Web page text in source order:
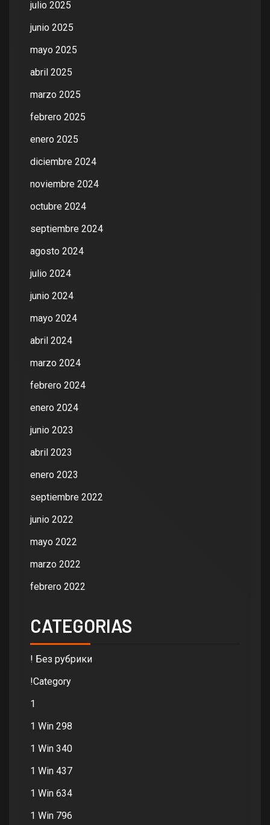
julio 2025
junio 2025
mayo 2025
abril 2025
marzo 2025
febrero 2025
enero 2025
diciembre 2024
noviembre 2024
octubre 2024
septiembre 2024
agosto 2024
julio 2024
junio 2024
mayo 2024
abril 2024
marzo 2024
febrero 2024
enero 2024
junio 2023
abril 2023
enero 2023
septiembre 2022
junio 2022
mayo 2022
marzo 2022
febrero 2022
CATEGORIAS
! Без рубрики
!Category
1
1 Win 298
1 Win 340
1 Win 437
1 Win 634
1 Win 796